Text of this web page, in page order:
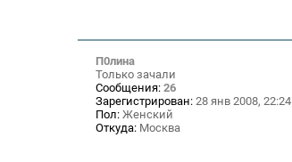
П0лина
Только зачали
Сообщения: 26
Зарегистрирован: 28 янв 2008, 22:24
Пол: Женский
Откуда: Москва